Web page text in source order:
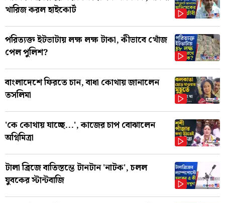
খারিজ করল হাইকোর্ট
পরিত্যক্ত ইটভাটায় লক্ষ লক্ষ টাকা, কীভাবে খোঁজ
পেল পুলিশ?
বাংলাদেশে ফিরতে চান, বাধা কোথায় জানালেন
তসলিমা
'কে কোথায় যাচ্ছে...', কাজের চাপ বোঝালেন
অগ্নিমিত্রা
টালা ব্রিজে বাতিস্তম্ভে টানটান 'নাটক', চলল
যুবকের স্টান্টবাজি